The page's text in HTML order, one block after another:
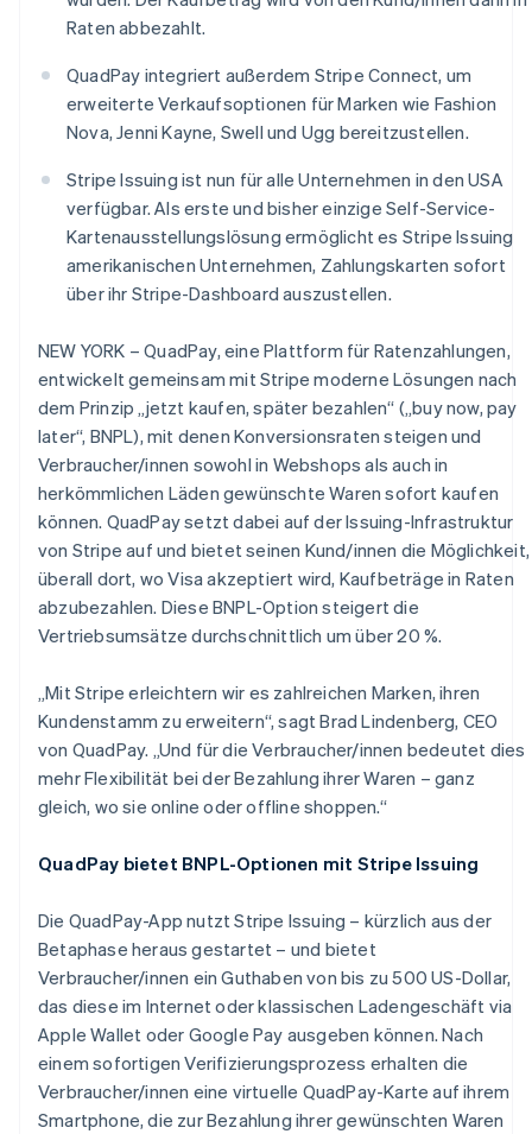
Betrugsprävention
Start-up-Gründung
Climate
CO₂-Entnahme
Stripe-Sessions 2026
Erfahren Sie, wie Stripe Lösungen für die
Jetzt ansehen
Ecosystem
Partner
Stripe App-Marktplatz
Raten abbezahlt.
QuadPay integriert außerdem Stripe Connect, um
erweiterte Verkaufsoptionen für Marken wie Fashion
Nova, Jenni Kayne, Swell und Ugg bereitzustellen.
Stripe Issuing ist nun für alle Unternehmen in den USA
verfügbar. Als erste und bisher einzige Self-Service-
Kartenausstellungslösung ermöglicht es Stripe Issuing
amerikanischen Unternehmen, Zahlungskarten sofort
über ihr Stripe-Dashboard auszustellen.
NEW YORK – QuadPay, eine Plattform für Ratenzahlungen,
entwickelt gemeinsam mit Stripe moderne Lösungen nach
dem Prinzip „jetzt kaufen, später bezahlen“ („buy now, pay
later“, BNPL), mit denen Konversionsraten steigen und
Verbraucher/innen sowohl in Webshops als auch in
herkömmlichen Läden gewünschte Waren sofort kaufen
können. QuadPay setzt dabei auf der Issuing-Infrastruktur
von Stripe auf und bietet seinen Kund/innen die Möglichkeit,
überall dort, wo Visa akzeptiert wird, Kaufbeträge in Raten
abzubezahlen. Diese BNPL-Option steigert die
Vertriebsumsätze durchschnittlich um über 20 %.
„Mit Stripe erleichtern wir es zahlreichen Marken, ihren
Kundenstamm zu erweitern“, sagt Brad Lindenberg, CEO
von QuadPay. „Und für die Verbraucher/innen bedeutet dies
mehr Flexibilität bei der Bezahlung ihrer Waren – ganz
gleich, wo sie online oder offline shoppen.“
QuadPay bietet BNPL-Optionen mit Stripe Issuing
Die QuadPay-App nutzt Stripe Issuing – kürzlich aus der
Betaphase heraus gestartet – und bietet
Verbraucher/innen ein Guthaben von bis zu 500 US-Dollar,
das diese im Internet oder klassischen Ladengeschäft via
Apple Wallet oder Google Pay ausgeben können. Nach
einem sofortigen Verifizierungsprozess erhalten die
Verbraucher/innen eine virtuelle QuadPay-Karte auf ihrem
Smartphone, die zur Bezahlung ihrer gewünschten Waren
Australien
English
Belgien
Nederlands FrançaisDeutschEnglish
Brasilien
Português English